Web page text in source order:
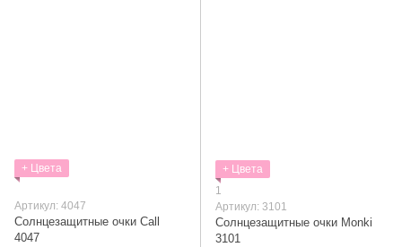
+ Цвета
Артикул: 4047
Солнцезащитные очки Call
4047
+ Цвета
1
Артикул: 3101
Солнцезащитные очки Monki
3101